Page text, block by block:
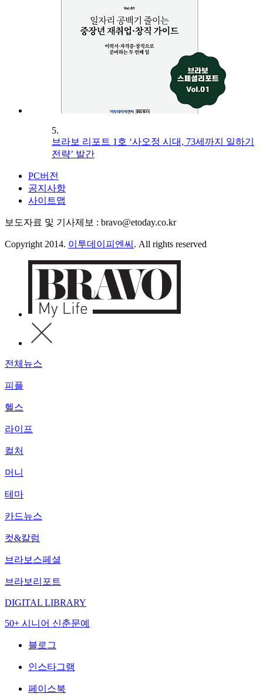
5.
브라보 리포트 1호 ‘사오정 시대, 73세까지 일하기
전략’ 발간
PC버전
공지사항
사이트맵
보도자료 및 기사제보 : bravo@etoday.co.kr
Copyright 2014. 이투데이피엔씨 . All rights reserved
전체뉴스
피플
헬스
라이프
컬처
머니
테마
카드뉴스
컷&칼럼
브라보스페셜
브라보리포트
DIGITAL LIBRARY
50+ 시니어 신춘문예
블로그
인스타그램
페이스북